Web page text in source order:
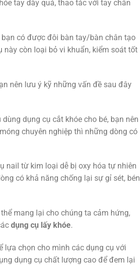
tay dày quá, thao tác với tay chân
có được đôi bàn tay/bàn chân tạo
còn loại bỏ vi khuẩn, kiểm soát tốt
nên lưu ý kỹ những vấn đề sau đây
dụng cụ cắt khóe cho bé, bạn nên
chuyên nghiệp thì những dòng có
nail từ kim loại dễ bị oxy hóa tự nhiên
có khả năng chống lại sự gỉ sét, bén
mang lại cho chúng ta cảm hứng,
dụng cụ lấy khóe.
lựa chọn cho mình các dụng cụ với
dụng cụ chất lượng cao để đem lại